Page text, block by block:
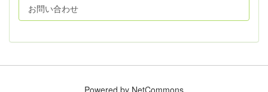
お問い合わせ